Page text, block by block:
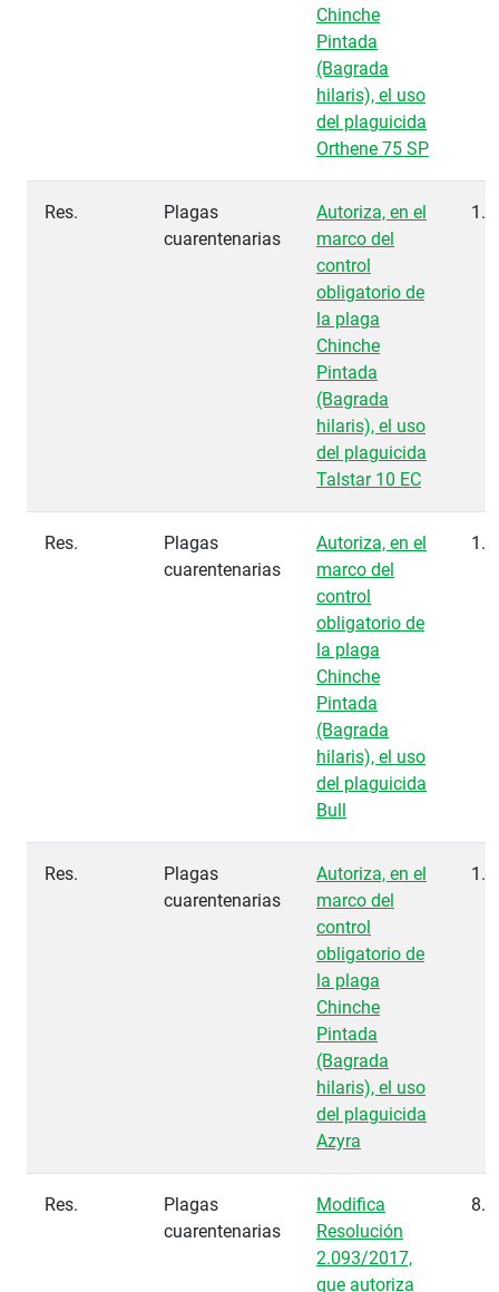
Chinche
Pintada
(Bagrada
hilaris), el uso
del plaguicida
Orthene 75 SP
Res.
Plagas
cuarentenarias
Autoriza, en el
marco del
control
obligatorio de
la plaga
Chinche
Pintada
(Bagrada
hilaris), el uso
del plaguicida
Talstar 10 EC
Res.
Plagas
cuarentenarias
Autoriza, en el
marco del
control
obligatorio de
la plaga
Chinche
Pintada
(Bagrada
hilaris), el uso
del plaguicida
Bull
Res.
Plagas
cuarentenarias
Autoriza, en el
marco del
control
obligatorio de
la plaga
Chinche
Pintada
(Bagrada
hilaris), el uso
del plaguicida
Azyra
Res.
Plagas
cuarentenarias
Modifica
Resolución
2.093/2017,
que autoriza